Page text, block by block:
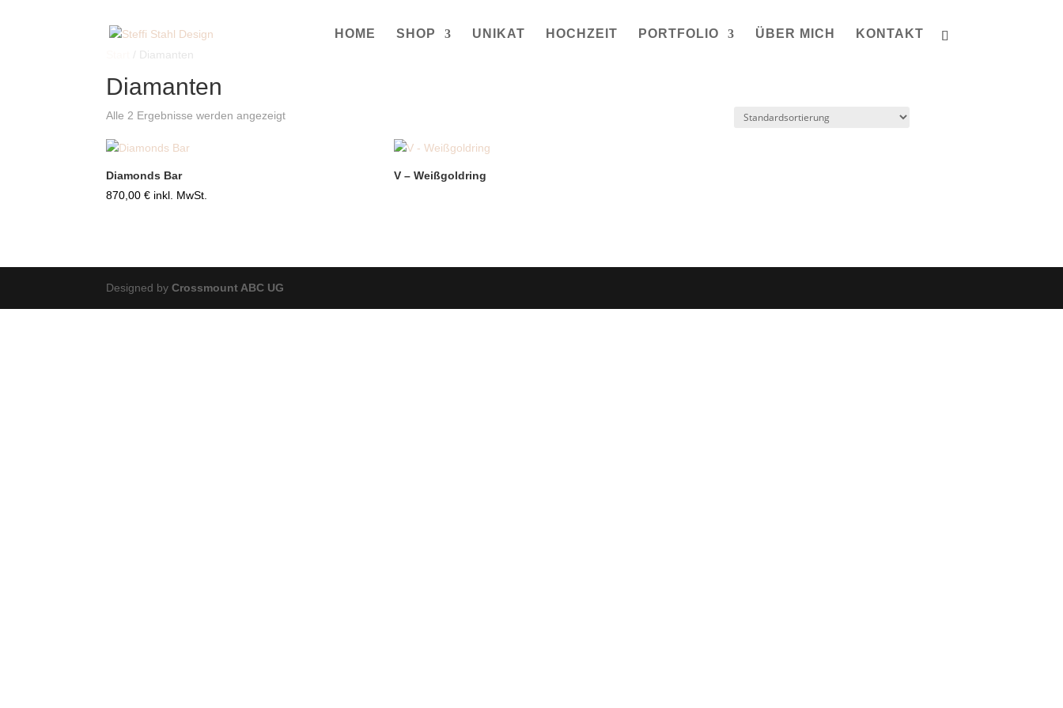
HOME SHOP UNIKAT HOCHZEIT PORTFOLIO ÜBER MICH KONTAKT
/ Diamanten
Diamanten
Alle 2 Ergebnisse werden angezeigt
Diamonds Bar
870,00€ inkl. MwSt.
V – Weißgoldring
Designed byCrossmount ABC UG